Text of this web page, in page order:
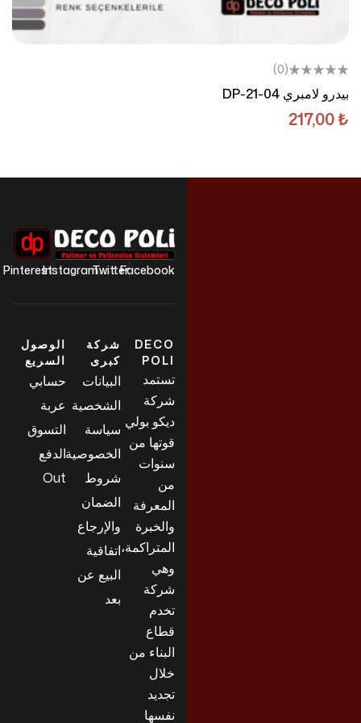
(0)
بيدرو لامبري DP-21-04
217,00₺
Facebook
Twitter
Instagram
Pinterest
DECO
POLI
تستمد
شركة
ديكو بولي
قوتها من
سنوات
من
المعرفة
والخبرة
المتراكمة،
وهي
شركة
تخدم
قطاع
البناء من
خلال
تجديد
نفسها
شركة
كبرى
البيانات
الشخصية
سياسة
الخصوصية
شروط
الضمان
والإرجاع
اتفاقية
البيع عن
بعد
الوصول
السريع
حسابي
عربة
التسوق
الدفع
Out